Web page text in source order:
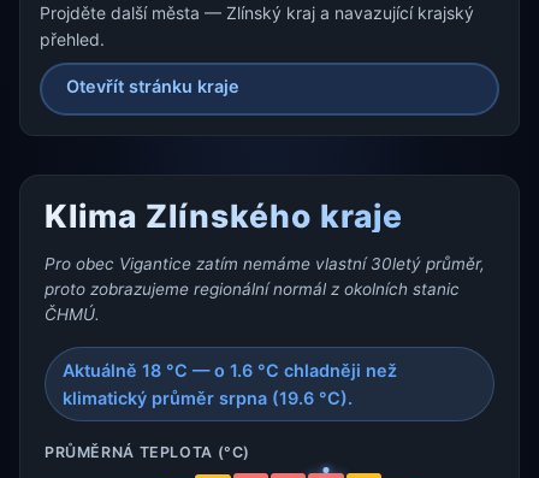
Projděte další města — Zlínský kraj a navazující krajský
přehled.
Otevřít stránku kraje
Klima Zlínského kraje
Pro obec Vigantice zatím nemáme vlastní 30letý průměr,
proto zobrazujeme regionální normál z okolních stanic
ČHMÚ.
Aktuálně 18 °C — o 1.6 °C chladněji než
klimatický průměr srpna (19.6 °C).
PRŮMĚRNÁ TEPLOTA (°C)